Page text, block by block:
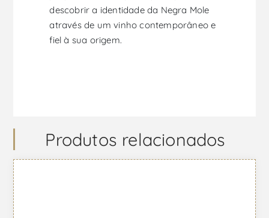
descobrir a identidade da Negra Mole
através de um vinho contemporâneo e
fiel à sua origem.
Produtos relacionados